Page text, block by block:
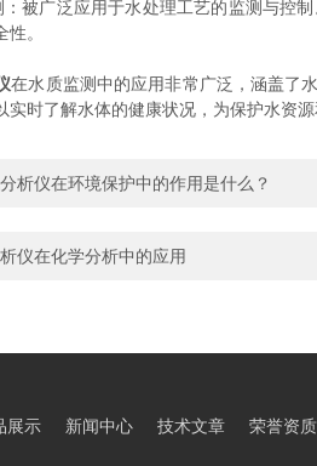
广泛应用于水处理工艺的监测与控制
。
在水质监测中的应用非常广泛，涵盖了
实时了解水体的健康状况，为保护水资
析仪在环境保护中的作用是什么？
仪在化学分析中的应用
展示 新闻中心 技术文章 荣誉资质